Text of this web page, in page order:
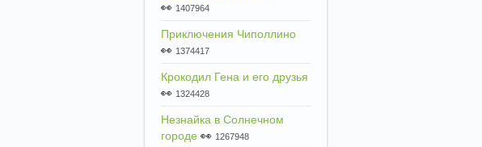
👀 1407964
Приключения Чиполлино
👀 1374417
Крокодил Гена и его друзья
👀 1324428
Незнайка в Солнечном
городе 👀 1267948